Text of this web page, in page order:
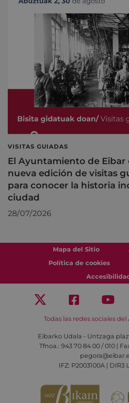
VISITAS GUIADAS
El Ayuntamiento de Eibar
nueva edición de visitas
para conocer la historia
ciudad
28/07/2026
Mapa del Sitio
Política de cookies
Todas las redes sociales
Eibarko Udala - Untzaga
Tfnoa.: 943 70 84 00 / 010 |
IFZ: P2003100A | DIR3